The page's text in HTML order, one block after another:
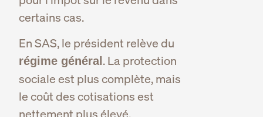
certains cas.
En SAS, le président relève du
régime général . La protection
sociale est plus complète, mais
le coût des cotisations est
nettement plus élevé.